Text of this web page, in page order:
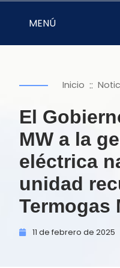
MENÚ
Inicio ::
El
MW a la
eléctrica
unidad
Termogas
11 de febrero de 2025